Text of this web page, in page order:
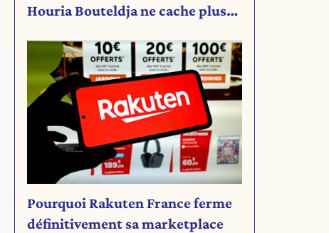
Houria Bouteldja ne cache plus
Pourquoi Rakuten France ferme
définitivement sa marketplace